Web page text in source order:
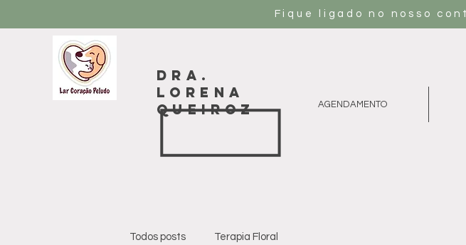
Fique ligado no nosso
Dra.
LORENA
QUEIROZ
AGENDAMENTO
Todos posts Terapia Floral